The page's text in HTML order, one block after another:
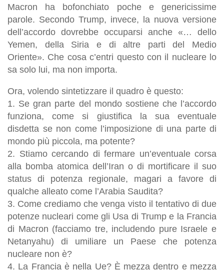
Macron ha bofonchiato poche e genericissime
parole. Secondo Trump, invece, la nuova versione
dell’accordo dovrebbe occuparsi anche «… dello
Yemen, della Siria e di altre parti del Medio
Oriente». Che cosa c’entri questo con il nucleare lo
sa solo lui, ma non importa.
Ora, volendo sintetizzare il quadro è questo:
1. Se gran parte del mondo sostiene che l’accordo
funziona, come si giustifica la sua eventuale
disdetta se non come l’imposizione di una parte di
mondo più piccola, ma potente?
2. Stiamo cercando di fermare un’eventuale corsa
alla bomba atomica dell’Iran o di mortificare il suo
status di potenza regionale, magari a favore di
qualche alleato come l’Arabia Saudita?
3. Come crediamo che venga visto il tentativo di due
potenze nucleari come gli Usa di Trump e la Francia
di Macron (facciamo tre, includendo pure Israele e
Netanyahu) di umiliare un Paese che potenza
nucleare non è?
4. La Francia è nella Ue? È mezza dentro e mezza